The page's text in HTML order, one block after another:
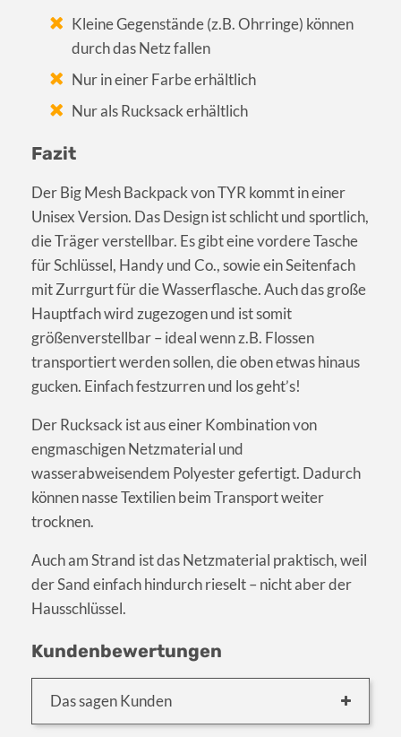
Kleine Gegenstände (z.B. Ohrringe) können
durch das Netz fallen
Nur in einer Farbe erhältlich
Nur als Rucksack erhältlich
Fazit
Der Big Mesh Backpack von TYR kommt in einer
Unisex Version. Das Design ist schlicht und sportlich,
die Träger verstellbar. Es gibt eine vordere Tasche
für Schlüssel, Handy und Co., sowie ein Seitenfach
mit Zurrgurt für die Wasserflasche. Auch das große
Hauptfach wird zugezogen und ist somit
größenverstellbar – ideal wenn z.B. Flossen
transportiert werden sollen, die oben etwas hinaus
gucken. Einfach festzurren und los geht’s!
Der Rucksack ist aus einer Kombination von
engmaschigen Netzmaterial und
wasserabweisendem Polyester gefertigt. Dadurch
können nasse Textilien beim Transport weiter
trocknen.
Auch am Strand ist das Netzmaterial praktisch, weil
der Sand einfach hindurch rieselt – nicht aber der
Hausschlüssel.
Kundenbewertungen
Das sagen Kunden